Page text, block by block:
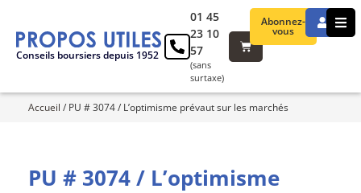
Conseils boursiers depuis 1952
Abonnez-
vous
01 45
23 10
57
(sans
surtaxe)
Accueil / PU # 3074 / L’optimisme prévaut sur les marchés
PU # 3074 / L’optimisme